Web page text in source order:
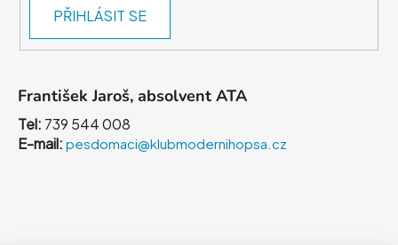
PŘIHLÁSIT SE
František Jaroš, absolvent ATA
Tel: 739 544 008
E-mail: pesdomaci@klubmodernihopsa.cz